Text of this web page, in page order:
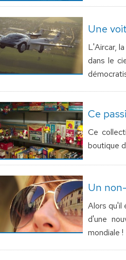
Une
L'Aircar,
dans le
Ce
Ce
boutique
Un
Alors qu'il
d'une
mondiale !